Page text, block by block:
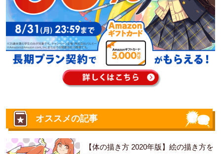
オススメの記事
【体の描き方 2020年版】絵の描き方を